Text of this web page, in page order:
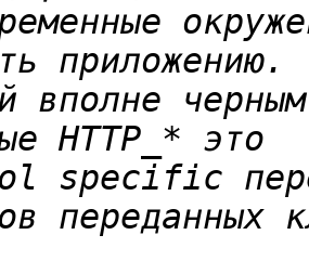
вполне
specific